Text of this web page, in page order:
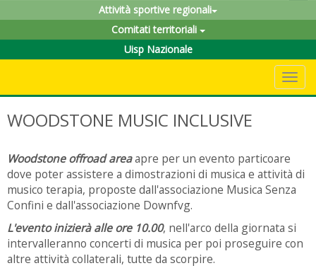
Attività sportive regionali
Comitati territoriali
Uisp Nazionale
WOODSTONE MUSIC INCLUSIVE
Woodstone offroad areaapre per un evento particoare
dove poter assistere a dimostrazioni di musica e attività di
musico terapia, proposte dall'associazione Musica Senza
Confini e dall'associazione Downfvg.
L'evento inizierà alle ore 10.00, nell'arco della giornata si
intervalleranno concerti di musica per poi proseguire con
altre attività collaterali, tutte da scorpire.